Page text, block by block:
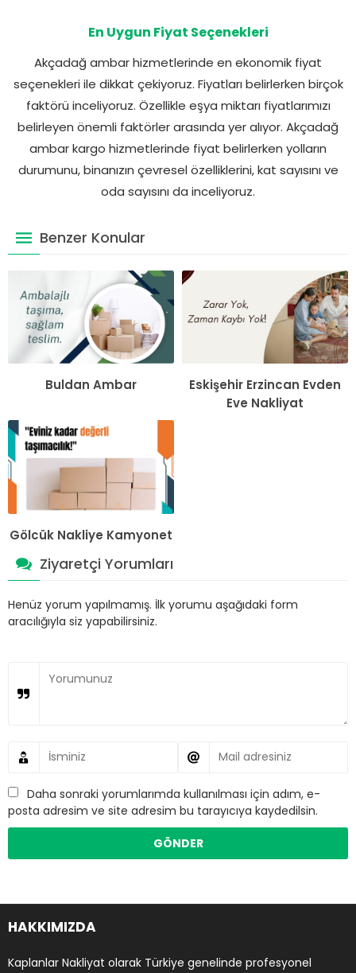
En Uygun Fiyat Seçenekleri
Akçadağ ambar hizmetlerinde en ekonomik fiyat
seçenekleri ile dikkat çekiyoruz. Fiyatları belirlerken birçok
faktörü inceliyoruz. Özellikle eşya miktarı fiyatlarımızı
belirleyen önemli faktörler arasında yer alıyor. Akçadağ
ambar kargo hizmetlerinde fiyat belirlerken yolların
durumunu, binanızın çevresel özelliklerini, kat sayısını ve
oda sayısını da inceliyoruz.
Benzer Konular
Buldan Ambar
Eskişehir Erzincan Evden
Eve Nakliyat
Gölcük Nakliye Kamyonet
Ziyaretçi Yorumları
Henüz yorum yapılmamış. İlk yorumu aşağıdaki form
aracılığıyla siz yapabilirsiniz.
Daha sonraki yorumlarımda kullanılması için adım, e-
posta adresim ve site adresim bu tarayıcıya kaydedilsin.
HAKKIMIZDA
Kaplanlar Nakliyat olarak Türkiye genelinde profesyonel